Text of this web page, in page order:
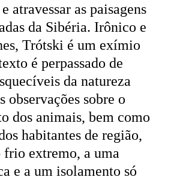
atravessar as paisagens
da Sibéria. Irônico e
Trótski é um exímio
é perpassado de
da natureza
observações sobre o
dos animais, bem como
habitantes de região,
frio extremo, a uma
e a um isolamento só